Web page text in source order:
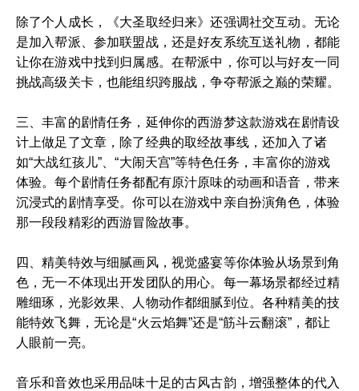
除了个人成长，《大圣取经归来》还强调社交互动。无论
是加入帮派、参加联盟战，还是好友系统互送礼物，都能
让你在游戏中找到归属感。在帮派中，你可以与好友一同
挑战高级关卡，也能组织跨服战，争夺帮派之巅的荣耀。
三、丰富的剧情任务，延伸你的西游梦这款游戏在剧情设
计上做足了文章，除了经典的取经故事线，还加入了诸
如“大战红孩儿”、“大闹天宫”等特色任务，丰富你的游戏
体验。每个剧情任务都配有原汁原味的动画和语音，带来
沉浸式的剧情享受。你可以在游戏中亲自扮演角色，体验
那一段段精彩的西游冒险故事。
四、精美特效与细腻画风，视觉盛宴等你体验从场景到角
色，无一不体现出开发团队的用心。每一幕场景都经过精
雕细琢，光影效果、人物动作都细腻到位。各种精美的技
能特效飞舞，无论是“火云焰舞”还是“筋斗云翻滚”，都让
人眼前一亮。
音乐和音效也采用品味十足的古风古韵，增强整体的代入